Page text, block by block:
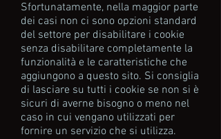
Sfortunatamente, nella maggior parte
dei casi non ci sono opzioni standard
del settore per disabilitare i cookie
senza disabilitare completamente la
funzionalità e le caratteristiche che
aggiungono a questo sito. Si consiglia
di lasciare su tutti i cookie se non si è
sicuri di averne bisogno o meno nel
caso in cui vengano utilizzati per
fornire un servizio che si utilizza.